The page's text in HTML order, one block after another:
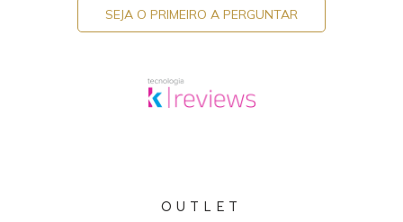
SEJA O PRIMEIRO A PERGUNTAR
OUTLET